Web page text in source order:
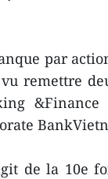
par
vu remettre
de la 10e